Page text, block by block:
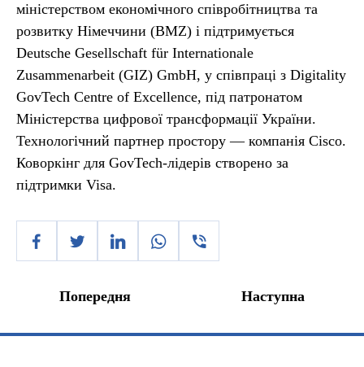
міністерством економічного співробітництва та
розвитку Німеччини (BMZ) і підтримується
Deutsche Gesellschaft für Internationale
Zusammenarbeit (GIZ) GmbH, у співпраці з Digitality
GovTech Centre of Excellence, під патронатом
Міністерства цифрової трансформації України.
Технологічний партнер простору — компанія Cisco.
Коворкінг для GovTech-лідерів створено за
підтримки Visa.
Попередня Наступна